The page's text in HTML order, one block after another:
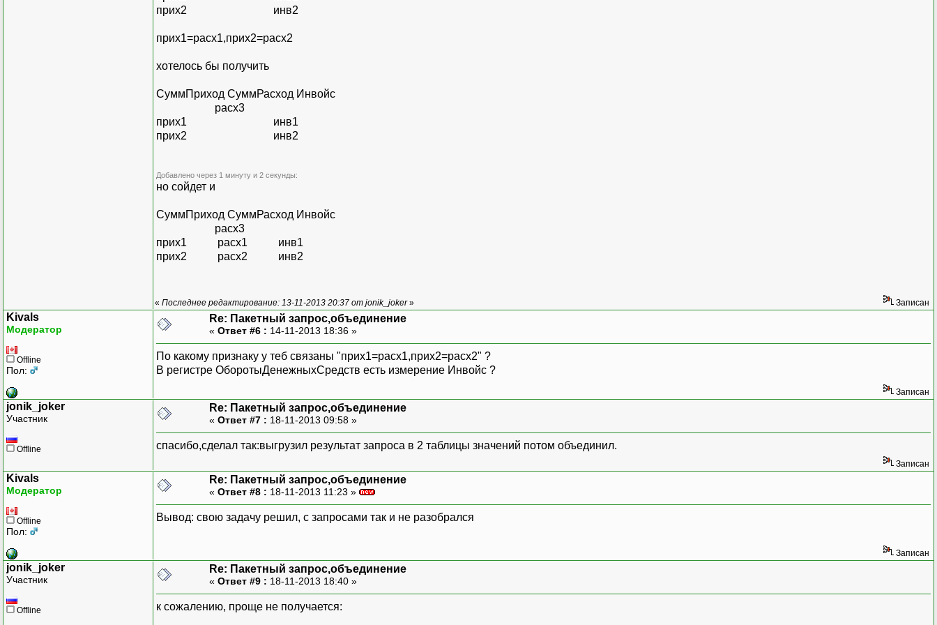
прих2 инв2
прих1=расх1,прих2=расх2
хотелось бы получить
СуммПриход СуммРасход Инвойс
расх3
прих1 инв1
прих2 инв2
Добавлено через 1 минуту и 2 секунды:
но сойдет и
СуммПриход СуммРасход Инвойс
расх3
прих1 расх1 инв1
прих2 расх2 инв2
« Последнее редактирование: 13-11-2013 20:37 от jonik_joker» Записан
Kivals
Модератор
Offline
Пол:
Re: Пакетный запрос,объединение
« Ответ #6 : 14-11-2013 18:36 »
По какому признаку у теб связаны "прих1=расх1,прих2=расх2" ?
В регистре ОборотыДенежныхСредств есть измерение Инвойс ?
Записан
jonik_joker
Участник
Offline
Re: Пакетный запрос,объединение
« Ответ #7 : 18-11-2013 09:58 »
спасибо,сделал так:выгрузил результат запроса в 2 таблицы значений потом объединил.
Записан
Kivals
Модератор
Offline
Пол:
Re: Пакетный запрос,объединение
« Ответ #8 : 18-11-2013 11:23 »
Вывод: свою задачу решил, с запросами так и не разобрался
Записан
jonik_joker
Участник
Offline
Re: Пакетный запрос,объединение
« Ответ #9 : 18-11-2013 18:40 »
к сожалению, проще не получается: